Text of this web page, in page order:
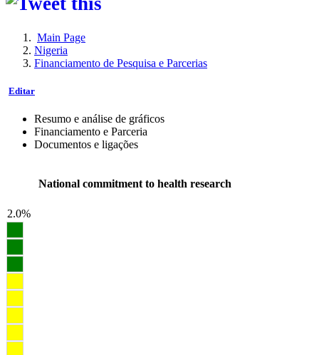
Main Page
Nigeria
Financiamento de Pesquisa e Parcerias
Editar
Resumo e análise de gráficos
Financiamento e Parceria
Documentos e ligações
National commitment to health research
2.0%